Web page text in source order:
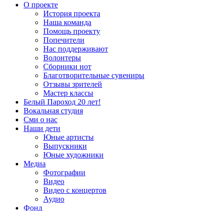
О проекте
История проекта
Наша команда
Помощь проекту
Попечители
Нас поддерживают
Волонтеры
Сборники нот
Благотворительные сувениры
Отзывы зрителей
Мастер классы
Белый Пароход 20 лет!
Вокальная студия
Сми о нас
Наши дети
Юные артисты
Выпускники
Юные художники
Медиа
Фотографии
Видео
Видео с концертов
Аудио
Фонд